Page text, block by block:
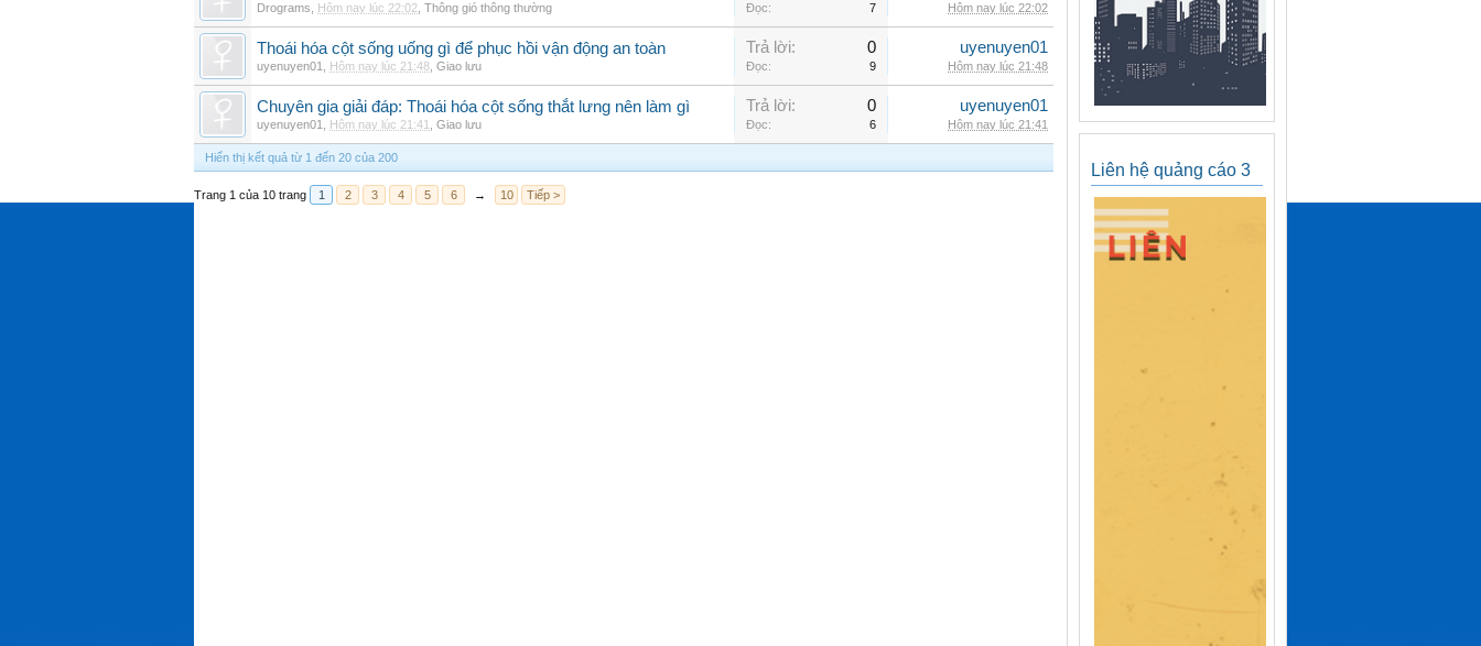
Drograms Hôm nay lúc 22:02 Thông gió thông thường Đọc: 7 Hôm nay lúc 22:02
Thoái hóa cột sống uống gì để phục hồi vận động an toàn
uyenuyen01 Hôm nay lúc 21:48 Giao lưu
Trả lời: 0
Đọc: 9
uyenuyen01
Hôm nay lúc 21:48
Chuyên gia giải đáp: Thoái hóa cột sống thắt lưng nên làm gì
uyenuyen01 Hôm nay lúc 21:41 Giao lưu
Trả lời: 0
Đọc: 6
uyenuyen01
Hôm nay lúc 21:41
Hiển thị kết quả từ 1 đến 20 của 200
Trang 1 của 10 trang 1 2 3 4 5 6 → 10 Tiếp >
Liên hệ quảng cáo 3